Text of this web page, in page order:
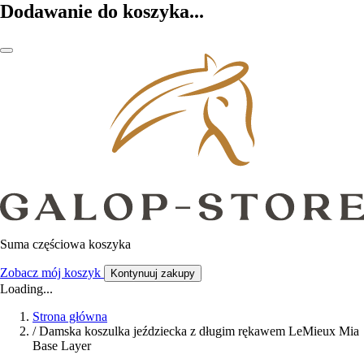
Dodawanie do koszyka...
Suma częściowa koszyka
Zobacz mój koszyk Kontynuuj zakupy
Loading...
Strona główna
/ Damska koszulka jeździecka z długim rękawem LeMieux Mia
Base Layer